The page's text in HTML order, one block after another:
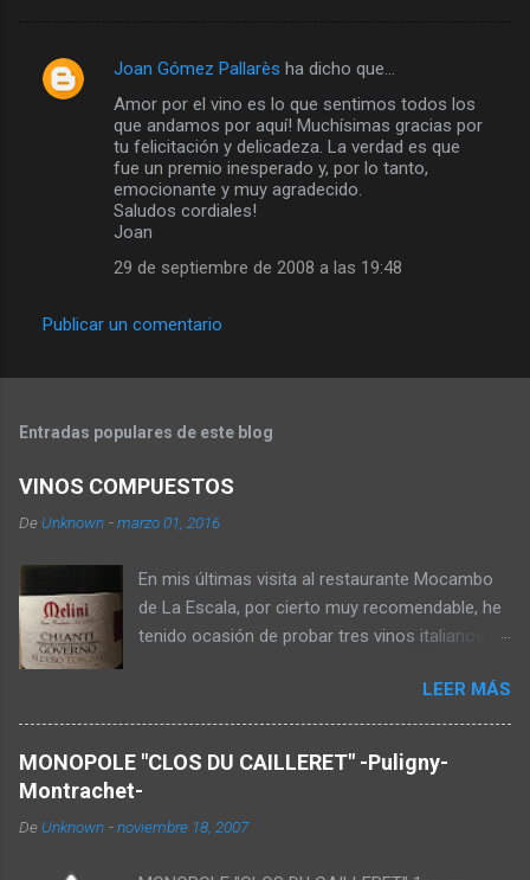
C
r
o
Joan Gómez Pallarès ha dicho que…
Amor por el vino es lo que sentimos todos los
que andamos por aquí! Muchísimas gracias por
tu felicitación y delicadeza. La verdad es que
fue un premio inesperado y, por lo tanto,
emocionante y muy agradecido.
Saludos cordiales!
Joan
29 de septiembre de 2008 a las 19:48
Publicar un comentario
Entradas populares de este blog
VINOS COMPUESTOS
De Unknown -marzo 01, 2016
En mis últimas visita al restaurante Mocambo
de La Escala, por cierto muy recomendable, he
tenido ocasión de probar tres vinos italianos
tres formas distintas, consiste en mejorar o
enriquecer vinos de uvas menos nobles o más
sencillos con lías de otras uvas ya
fermentadas o pasificadas. El primer ejemplo
elaborado con las uvas Corvina Rondinella y
LEER MÁS
MONOPOLE "CLOS DU CAILLERET" -Puligny-
Montrachet-
De Unknown -noviembre 18, 2007